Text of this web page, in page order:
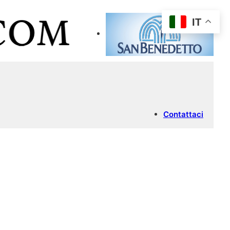
Contattaci
IT